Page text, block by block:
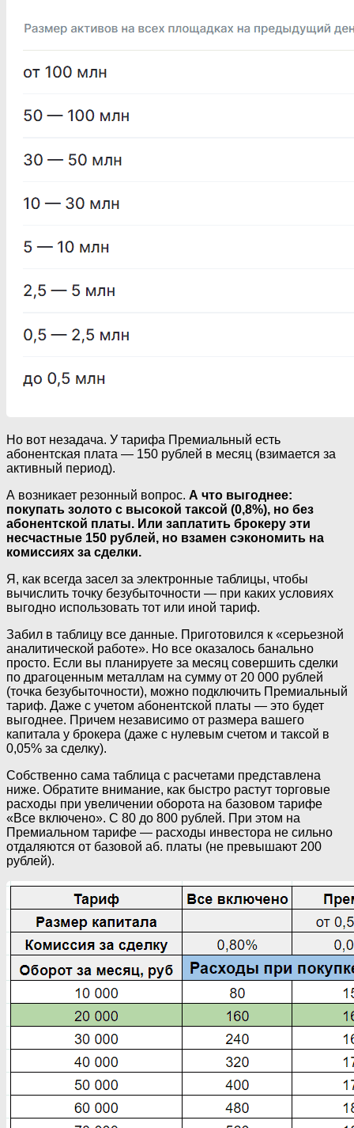
Но вот незадача. У тарифа Премиальный есть
абонентская плата — 150 рублей в месяц (взимается за
активный период).
А возникает резонный вопрос. А что выгоднее:
покупать золото с высокой таксой (0,8%), но без
абонентской платы. Или заплатить брокеру эти
несчастные 150 рублей, но взамен сэкономить на
комиссиях за сделки.
Я, как всегда засел за электронные таблицы, чтобы
вычислить точку безубыточности — при каких условиях
выгодно использовать тот или иной тариф.
Забил в таблицу все данные. Приготовился к «серьезной
аналитической работе». Но все оказалось банально
просто. Если вы планируете за месяц совершить сделки
по драгоценным металлам на сумму от 20 000 рублей
(точка безубыточности), можно подключить Премиальный
тариф. Даже с учетом абонентской платы — это будет
выгоднее. Причем независимо от размера вашего
капитала у брокера (даже с нулевым счетом и таксой в
0,05% за сделку).
Собственно сама таблица с расчетами представлена
ниже. Обратите внимание, как быстро растут торговые
расходы при увеличении оборота на базовом тарифе
«Все включено». С 80 до 800 рублей. При этом на
Премиальном тарифе — расходы инвестора не сильно
отдаляются от базовой аб. платы (не превышают 200
рублей).